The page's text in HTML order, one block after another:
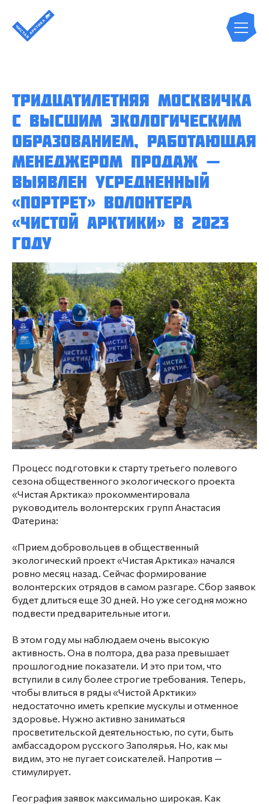
Тридцатилетняя москвичка
с высшим экологическим
образованием, работающая
менеджером продаж —
выявлен усредненный
«портрет» волонтера
«Чистой Арктики» в 2023
году
Процесс подготовки к старту третьего полевого
сезона общественного экологического проекта
«Чистая Арктика» прокомментировала
руководитель волонтерских групп Анастасия
Фатерина:
«Прием добровольцев в общественный
экологический проект «Чистая Арктика» начался
ровно месяц назад. Сейчас формирование
волонтерских отрядов в самом разгаре. Сбор заявок
будет длиться еще 30 дней. Но уже сегодня можно
подвести предварительные итоги.
В этом году мы наблюдаем очень высокую
активность. Она в полтора, два раза превышает
прошлогодние показатели. И это при том, что
вступили в силу более строгие требования. Теперь,
чтобы влиться в ряды «Чистой Арктики»
недостаточно иметь крепкие мускулы и отменное
здоровье. Нужно активно заниматься
просветительской деятельностью, по сути, быть
амбассадором русского Заполярья. Но, как мы
видим, это не пугает соискателей. Напротив —
стимулирует.
География заявок максимально широкая. Как